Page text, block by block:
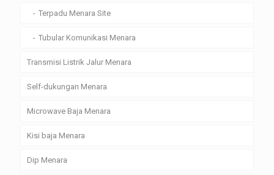
Terpadu Menara Site
Tubular Komunikasi Menara
Transmisi Listrik Jalur Menara
Self-dukungan Menara
Microwave Baja Menara
Kisi baja Menara
Dip Menara